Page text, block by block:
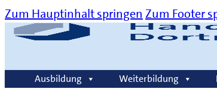
Zum Hauptinhalt springen Zum Footer
Über uns Kommunikation Karriere
Ausbildung Weiterbildung